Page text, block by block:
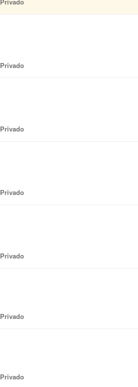
Privado
Privado
Privado
Privado
Privado
Privado